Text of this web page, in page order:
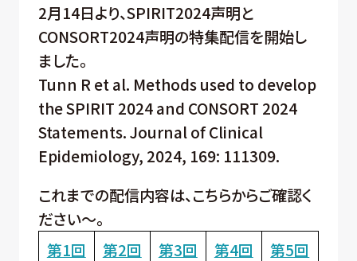
2月14日より、SPIRIT2024声明と
CONSORT2024声明の特集配信を開始し
ました。
Tunn R et al. Methods used to develop
the SPIRIT 2024 and CONSORT 2024
Statements. Journal of Clinical
Epidemiology, 2024, 169: 111309.
これまでの配信内容は、こちらからご確認く
ださい～。
第1回
第2回
第3回
第4回
第5回